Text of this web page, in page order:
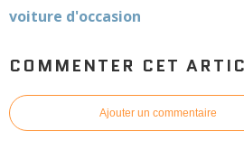
voiture d'occasion
COMMENTER CET
Ajouter un commentaire